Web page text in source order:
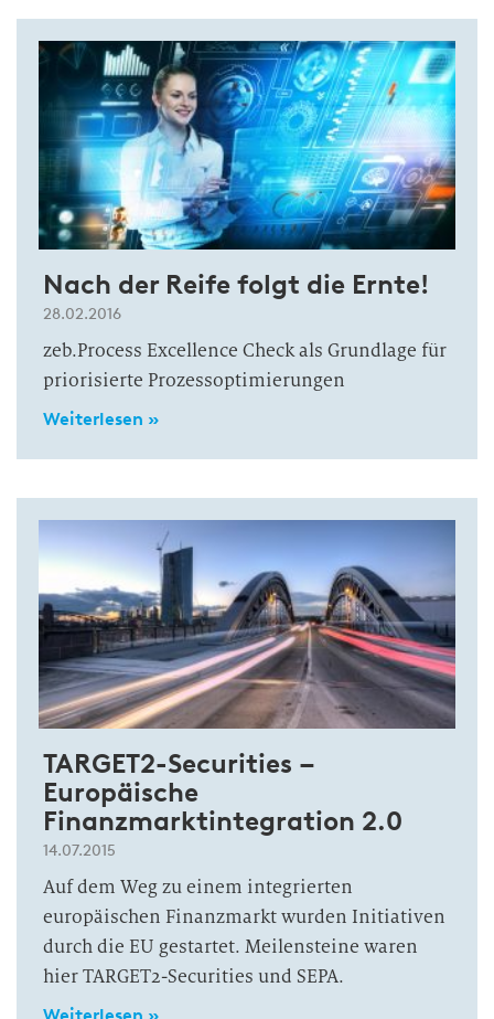
Nach der Reife folgt die Ernte!
28.02.2016
zeb.Process Excellence Check als Grundlage für
priorisierte Prozessoptimierungen
Weiterlesen »
TARGET2-Securities –
Europäische
Finanzmarktintegration 2.0
14.07.2015
Auf dem Weg zu einem integrierten
europäischen Finanzmarkt wurden Initiativen
durch die EU gestartet. Meilensteine waren
hier TARGET2-Securities und SEPA.